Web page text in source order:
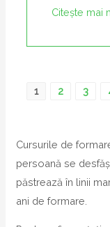
Citește mai
1 2 3
Cursurile de
persoană se
păstrează în linii
ani de formare.